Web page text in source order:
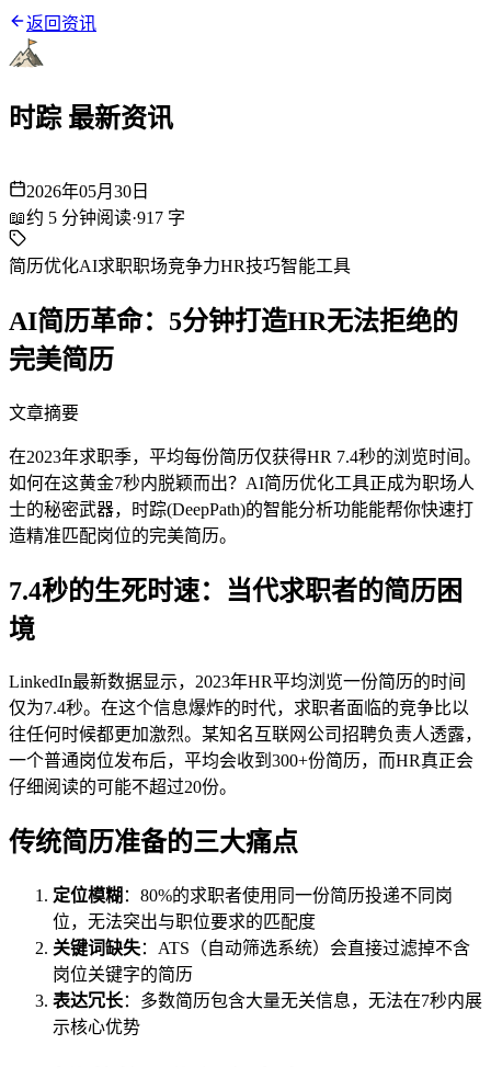
返回资讯
时踪 最新资讯
2026年05月30日
📖约 5 分钟阅读·917 字
简历优化AI求职职场竞争力HR技巧智能工具
AI简历革命：5分钟打造HR无法拒绝的
完美简历
文章摘要
在2023年求职季，平均每份简历仅获得HR 7.4秒的浏览时间。
如何在这黄金7秒内脱颖而出？AI简历优化工具正成为职场人
士的秘密武器，时踪(DeepPath)的智能分析功能能帮你快速打
造精准匹配岗位的完美简历。
7.4秒的生死时速：当代求职者的简历困
境
LinkedIn最新数据显示，2023年HR平均浏览一份简历的时间
仅为7.4秒。在这个信息爆炸的时代，求职者面临的竞争比以
往任何时候都更加激烈。某知名互联网公司招聘负责人透露，
一个普通岗位发布后，平均会收到300+份简历，而HR真正会
仔细阅读的可能不超过20份。
传统简历准备的三大痛点
定位模糊 ：80%的求职者使用同一份简历投递不同岗
位，无法突出与职位要求的匹配度
关键词缺失：ATS（自动筛选系统）会直接过滤掉不含
岗位关键字的简历
表达冗长：多数简历包含大量无关信息，无法在7秒内展
示核心优势